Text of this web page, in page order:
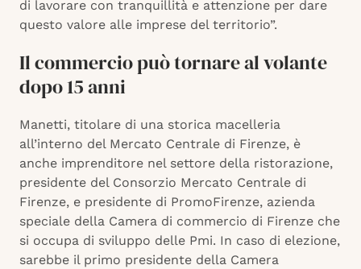
di lavorare con tranquillità e attenzione per dare
questo valore alle imprese del territorio”.
Il commercio può tornare al volante
dopo 15 anni
Manetti, titolare di una storica macelleria
all’interno del Mercato Centrale di Firenze, è
anche imprenditore nel settore della ristorazione,
presidente del Consorzio Mercato Centrale di
Firenze, e presidente di PromoFirenze, azienda
speciale della Camera di commercio di Firenze che
si occupa di sviluppo delle Pmi. In caso di elezione,
sarebbe il primo presidente della Camera